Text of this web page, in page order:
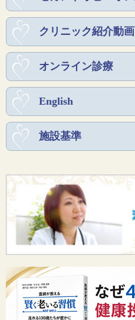
クリニック紹介動画
オンライン診療
English
施設基準